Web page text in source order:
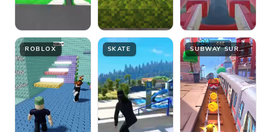
ROBLOX SKATE SUBWAY SURFER